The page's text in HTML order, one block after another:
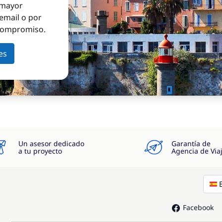
o por
Un asesor dedicado
a tu proyecto
Garantía de
Agencia de
Facebook